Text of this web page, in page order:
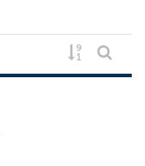
게시물 정렬
게시판